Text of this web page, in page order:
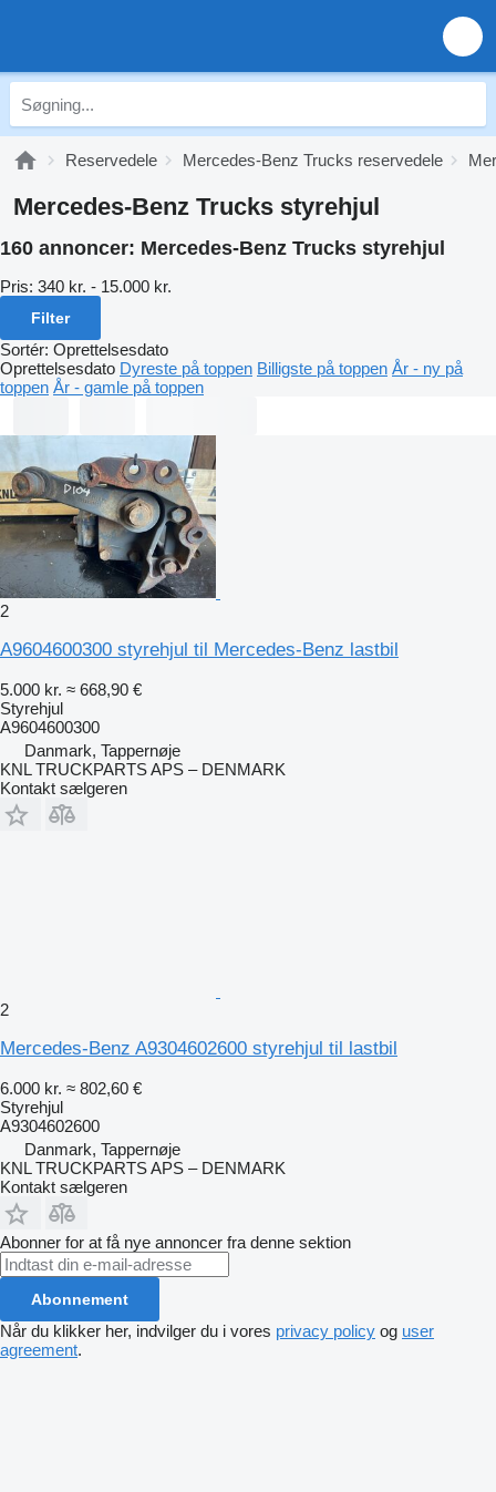
Reservedele Mercedes-Benz Trucks reservedele
Mercedes-Benz Trucks styrehjul
160 annoncer: Mercedes-Benz Trucks styrehjul
Pris: 340 kr. - 15.000 kr.
Filter
Sortér: Oprettelsesdato
Oprettelsesdato Dyreste på toppen Billigste på toppen År - ny på
toppen År - gamle på toppen
2
A9604600300 styrehjul til Mercedes-Benz lastbil
5.000 kr. ≈ 668,90 €
Styrehjul
A9604600300
Danmark, Tappernøje
KNL TRUCKPARTS APS – DENMARK
Kontakt sælgeren
2
Mercedes-Benz A9304602600 styrehjul til lastbil
6.000 kr. ≈ 802,60 €
Styrehjul
A9304602600
Danmark, Tappernøje
KNL TRUCKPARTS APS – DENMARK
Kontakt sælgeren
Abonner for at få nye annoncer fra denne sektion
Abonnement
Når du klikker her, indvilger du i vores privacy policy og user
agreement.